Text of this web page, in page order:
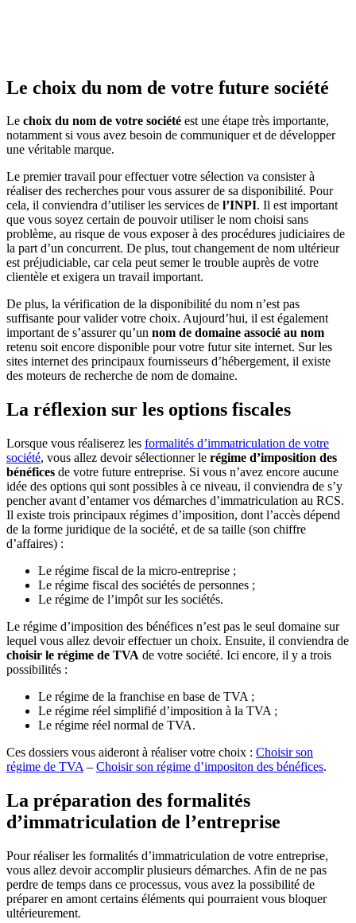
Le choix du nom de votre future société
Le choix du nom de votre société est une étape très importante,
notamment si vous avez besoin de communiquer et de développer
une véritable marque.
Le premier travail pour effectuer votre sélection va consister à
réaliser des recherches pour vous assurer de sa disponibilité. Pour
cela, il conviendra d’utiliser les services de l’INPI. Il est important
que vous soyez certain de pouvoir utiliser le nom choisi sans
problème, au risque de vous exposer à des procédures judiciaires de
la part d’un concurrent. De plus, tout changement de nom ultérieur
est préjudiciable, car cela peut semer le trouble auprès de votre
clientèle et exigera un travail important.
De plus, la vérification de la disponibilité du nom n’est pas
suffisante pour valider votre choix. Aujourd’hui, il est également
important de s’assurer qu’un nom de domaine associé au nom
retenu soit encore disponible pour votre futur site internet. Sur les
sites internet des principaux fournisseurs d’hébergement, il existe
des moteurs de recherche de nom de domaine.
La réflexion sur les options fiscales
Lorsque vous réaliserez les formalités d’immatriculation de votre
société, vous allez devoir sélectionner le régime d’imposition des
bénéfices de votre future entreprise. Si vous n’avez encore aucune
idée des options qui sont possibles à ce niveau, il conviendra de s’y
pencher avant d’entamer vos démarches d’immatriculation au RCS.
Il existe trois principaux régimes d’imposition, dont l’accès dépend
de la forme juridique de la société, et de sa taille (son chiffre
d’affaires) :
Le régime fiscal de la micro-entreprise ;
Le régime fiscal des sociétés de personnes ;
Le régime de l’impôt sur les sociétés.
Le régime d’imposition des bénéfices n’est pas le seul domaine sur
lequel vous allez devoir effectuer un choix. Ensuite, il conviendra de
choisir le régime de TVA de votre société. Ici encore, il y a trois
possibilités :
Le régime de la franchise en base de TVA ;
Le régime réel simplifié d’imposition à la TVA ;
Le régime réel normal de TVA.
Ces dossiers vous aideront à réaliser votre choix : Choisir son
régime de TVA – Choisir son régime d’impositon des bénéfices.
La préparation des formalités
d’immatriculation de l’entreprise
Pour réaliser les formalités d’immatriculation de votre entreprise,
vous allez devoir accomplir plusieurs démarches. Afin de ne pas
perdre de temps dans ce processus, vous avez la possibilité de
préparer en amont certains éléments qui pourraient vous bloquer
ultérieurement.